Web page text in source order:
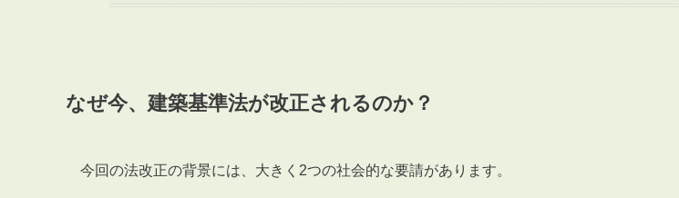
なぜ今、建築基準法が改正されるのか？
今回の法改正の背景には、大きく2つの社会的な要請があります。